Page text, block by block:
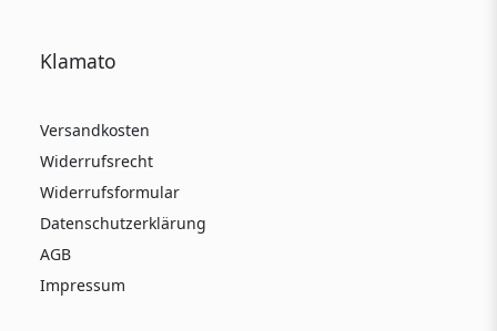
Klamato
Versandkosten
Widerrufsrecht
Widerrufsformular
Datenschutzerklärung
AGB
Impressum